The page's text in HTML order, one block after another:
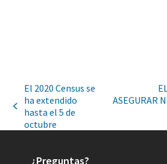
El 2020 Census se
ha extendido
hasta el 5 de
octubre
ASEGURAR
¿Preguntas?